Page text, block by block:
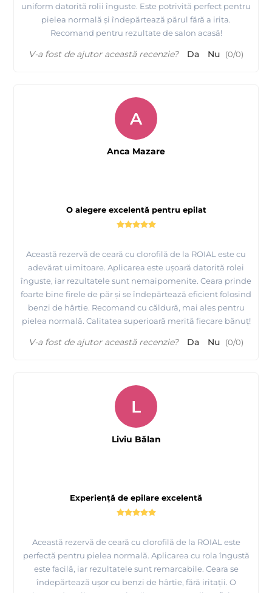
uniform datorită rolii înguste. Este potrivită perfect pentru
pielea normală și îndepărtează părul fără a irita.
Recomand pentru rezultate de salon acasă!
V-a fost de ajutor această recenzie? Da Nu (0/0)
O alegere excelentă pentru epilat
Această rezervă de ceară cu clorofilă de la ROIAL este cu
adevărat uimitoare. Aplicarea este ușoară datorită rolei
înguste, iar rezultatele sunt nemaipomenite. Ceara prinde
foarte bine firele de păr și se îndepărtează eficient folosind
benzi de hârtie. Recomand cu căldură, mai ales pentru
pielea normală. Calitatea superioară merită fiecare bănuț!
A
Anca Mazare
V-a fost de ajutor această recenzie? Da Nu (0/0)
Experiență de epilare excelentă
Această rezervă de ceară cu clorofilă de la ROIAL este
perfectă pentru pielea normală. Aplicarea cu rola îngustă
este facilă, iar rezultatele sunt remarcabile. Ceara se
îndepărtează ușor cu benzi de hârtie, fără iritații. O
L
Liviu Bălan